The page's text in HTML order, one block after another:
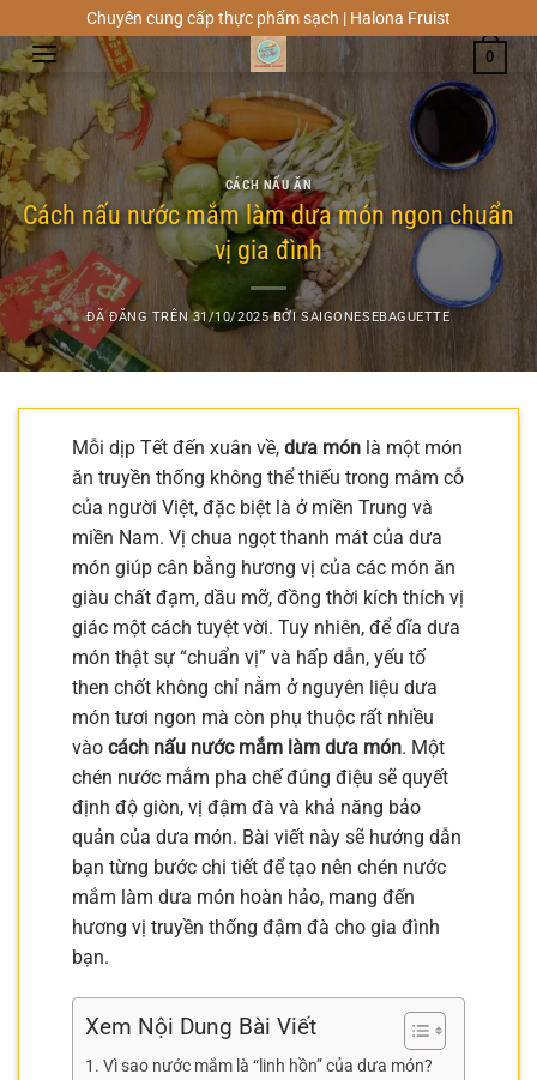
đến
nội
dung
Chuyên cung cấp thực phẩm sạch | Halona Fruist
0
CÁCH NẤU ĂN
Cách nấu nước mắm làm dưa món ngon chuẩn
vị gia đình
ĐÃ ĐĂNG TRÊN31/10/2025 BỞISAIGONESEBAGUETTE
Mỗi dịp Tết đến xuân về, dưa món là một món
ăn truyền thống không thể thiếu trong mâm cỗ
của người Việt, đặc biệt là ở miền Trung và
miền Nam. Vị chua ngọt thanh mát của dưa
món giúp cân bằng hương vị của các món ăn
giàu chất đạm, dầu mỡ, đồng thời kích thích vị
giác một cách tuyệt vời. Tuy nhiên, để dĩa dưa
món thật sự “chuẩn vị” và hấp dẫn, yếu tố
then chốt không chỉ nằm ở nguyên liệu dưa
món tươi ngon mà còn phụ thuộc rất nhiều
vào cách nấu nước mắm làm dưa món. Một
chén nước mắm pha chế đúng điệu sẽ quyết
định độ giòn, vị đậm đà và khả năng bảo
quản của dưa món. Bài viết này sẽ hướng dẫn
bạn từng bước chi tiết để tạo nên chén nước
mắm làm dưa món hoàn hảo, mang đến
hương vị truyền thống đậm đà cho gia đình
bạn.
Xem Nội Dung Bài Viết
Vì sao nước mắm là “linh hồn” của dưa món?